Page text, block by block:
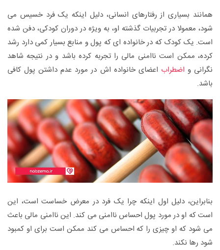
همانند بسیاری از رفتارهای انسانی، دلیل اینکه یک فرد خسیس می
شود، معمولا در تجربیات گذشته او، به ویژه در دوران کودکی، دفن شده
است. یک کودک که در خانواده ای که پول و منابع بسیار کمی دارد رشد
کرده، ممکن است ناامنی مالی را تجربه کرده باشد و در نتیجه شاهد
نگرانی و اضطراب اعضای خانواده اش در مورد عدم داشتن پول کافی
باشد.
بنابراین، دلیل اول اینکه چرا یک فرد در معرض خساست است، این
است که او در مورد پول احساس ناامنی می کند. این ناامنی مالی باعث
می شود که او چیزی را که احساس می کند ممکن است برای او کمبود
شود رها نکند.